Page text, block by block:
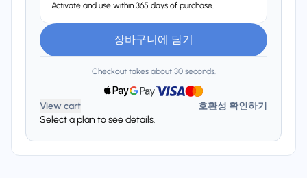
Activate and use within 365 days of purchase.
장바구니에 담기
Checkout takes about 30 seconds.
View cart
호환성 확인하기
Select a plan to see details.